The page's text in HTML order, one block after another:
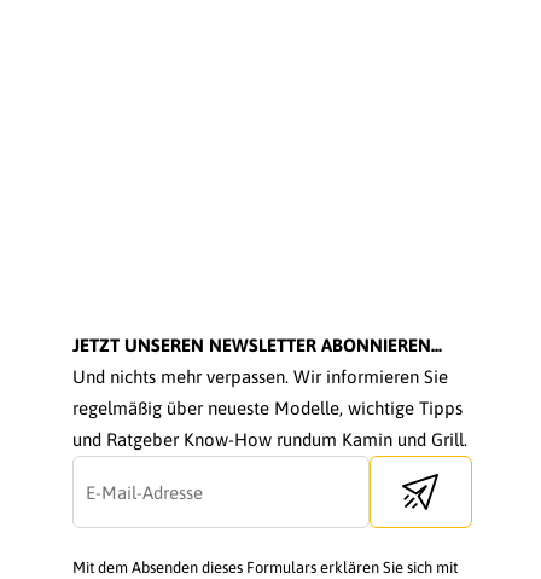
JETZT UNSEREN NEWSLETTER ABONNIEREN...
Und nichts mehr verpassen. Wir informieren Sie
regelmäßig über neueste Modelle, wichtige Tipps
und Ratgeber Know-How rundum Kamin und Grill.
Send newsletter
Mit dem Absenden dieses Formulars erklären Sie sich mit